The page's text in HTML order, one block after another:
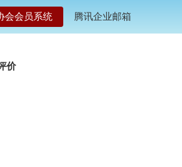
会会员系统 腾讯企业邮箱
价